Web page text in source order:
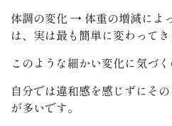
体調の変化 → 体重の増減によ
は、実は最も簡単に変わってき
このような細かい変化に気づく
自分では違和感を感じずにそ
が多いです。